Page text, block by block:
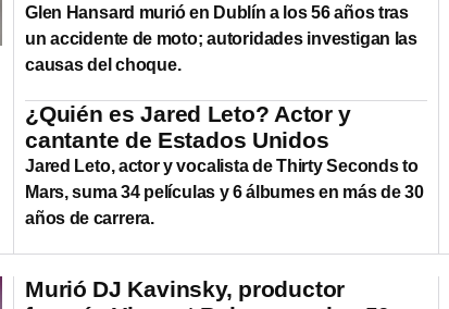
Glen Hansard murió en Dublín a los 56 años tras
un accidente de moto; autoridades investigan las
causas del choque.
¿Quién es Jared Leto? Actor y
cantante de Estados Unidos
Jared Leto, actor y vocalista de Thirty Seconds to
Mars, suma 34 películas y 6 álbumes en más de 30
años de carrera.
Murió DJ Kavinsky, productor